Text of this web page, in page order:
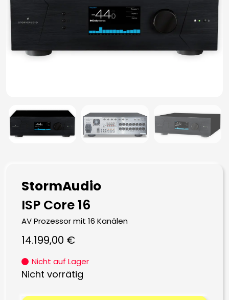
StormAudio
ISP Core 16
AV Prozessor mit 16 Kanälen
14.199,00 €
Nicht auf Lager
Nicht vorrätig